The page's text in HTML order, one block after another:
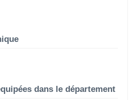
dans le département